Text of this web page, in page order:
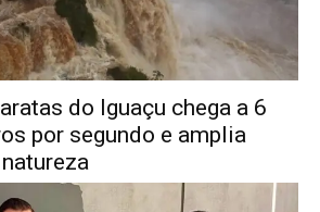
do Iguaçu chega a 6
por segundo e amplia